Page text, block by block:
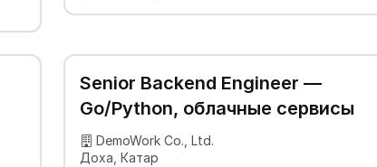
Senior Backend Engineer —
Go/Python, облачные сервисы
DemoWork Co., Ltd.
Доха, Катар